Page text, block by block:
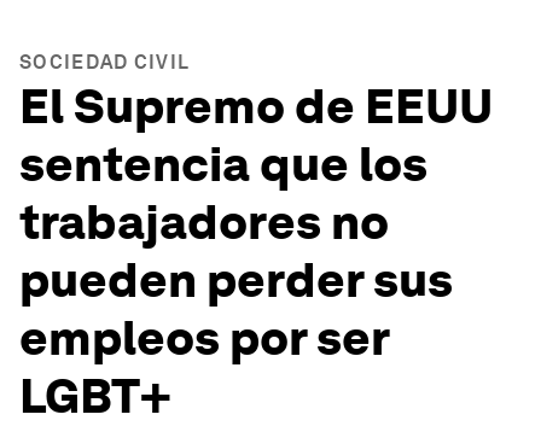
SOCIEDAD CIVIL
El Supremo de EEUU
sentencia que los
trabajadores no
pueden perder sus
empleos por ser
LGBT+